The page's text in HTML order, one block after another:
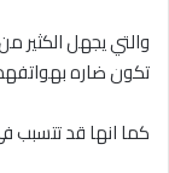
والتي يجهل الكثير
تكون ضاره
كما انها قد تتسبب